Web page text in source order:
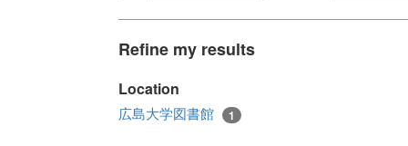
Refine my results
Location
広島大学図書館 1